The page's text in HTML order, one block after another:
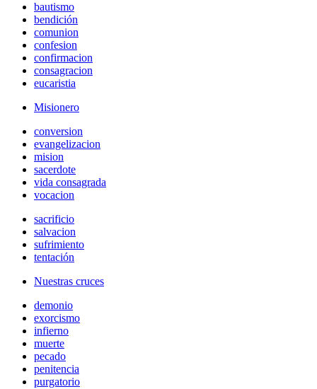
bautismo
bendición
comunion
confesion
confirmacion
consagracion
eucaristia
Misionero
conversion
evangelizacion
mision
sacerdote
vida consagrada
vocacion
sacrificio
salvacion
sufrimiento
tentación
Nuestras cruces
demonio
exorcismo
infierno
muerte
pecado
penitencia
purgatorio